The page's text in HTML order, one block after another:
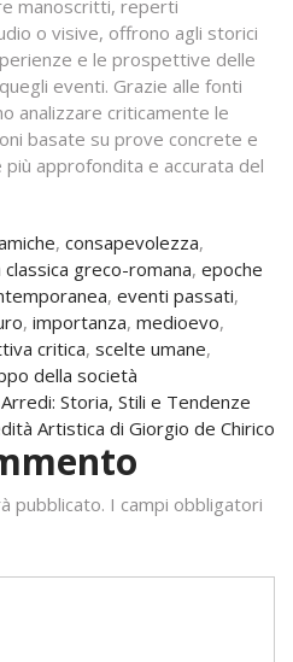
manoscritti, reperti
o visive, offrono agli storici
e le prospettive delle
eventi. Grazie alle fonti
analizzare criticamente le
basate su prove concrete e
approfondita e accurata del
, consapevolezza,
classica greco-romana, epoche
, eventi passati,
, importanza, medioevo,
critica, scelte umane,
della società
Storia, Stili e Tendenze
Artistica di Giorgio de Chirico
pubblicato. I campi obbligatori